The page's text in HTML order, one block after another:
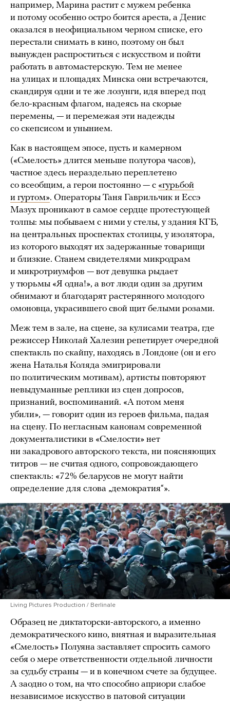
например, Марина растит с мужем ребенка
и потому особенно остро боится ареста, а Денис
оказался в неофициальном черном списке, его
перестали снимать в кино, поэтому он был
вынужден распроститься с искусством и пойти
работать в автомастерскую. Тем не менее
на улицах и площадях Минска они встречаются,
скандируя одни и те же лозунги, идя вперед под
бело-красным флагом, надеясь на скорые
перемены, — и перемежая эти надежды
со скепсисом и унынием.
Как в настоящем эпосе, пусть и камерном
(«Смелость» длится меньше полутора часов),
частное здесь нераздельно переплетено
со всеобщим, а герои постоянно — с «гурьбой
и гуртом». Операторы Таня Гаврильчик и Ессэ
Мазух проникают в самое сердце протестующей
толпы: мы побываем с ними у стелы, у здания КГБ,
на центральных проспектах столицы, у изолятора,
из которого выходят их задержанные товарищи
и близкие. Станем свидетелями микродрам
и микротриумфов — вот девушка рыдает
у тюрьмы «Я одна!», а вот люди один за другим
обнимают и благодарят растерянного молодого
омоновца, украсившего свой щит белыми розами.
Меж тем в зале, на сцене, за кулисами театра, где
режиссер Николай Халезин репетирует очередной
спектакль по скайпу, находясь в Лондоне (он и его
жена Наталья Коляда эмигрировали
по политическим мотивам), артисты повторяют
невыдуманные реплики из сцен допросов,
признаний, воспоминаний. «А потом меня
убили», — говорит один из героев фильма, падая
на сцену. По негласным канонам современной
документалистики в «Смелости» нет
ни закадрового авторского текста, ни поясняющих
титров — не считая одного, сопровождающего
спектакль: «72% беларусов не могут найти
определение для слова „демократия“».
Living Pictures Production / Berlinale
Образец не диктаторски-авторского, а именно
демократического кино, внятная и выразительная
«Смелость» Полуяна заставляет спросить самого
себя о мере ответственности отдельной личности
за судьбу страны — и в конечном счете за будущее.
А заодно о том, на что способно априори слабое
независимое искусство в патовой ситуации